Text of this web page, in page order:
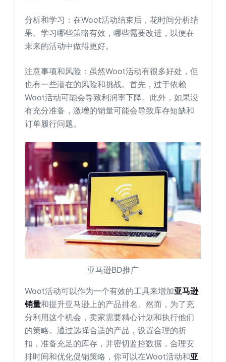
分析和学习：在Woot活动结束后，花时间分析结
果。学习哪些策略有效，哪些需要改进，以便在
未来的活动中做得更好。
注意事项和风险：虽然Woot活动有很多好处，但
也有一些潜在的风险和挑战。首先，过于依赖
Woot活动可能会导致利润率下降。此外，如果没
有充分准备，激增的销量可能会导致库存短缺和
订单履行问题。
亚马逊BD推广
Woot活动可以作为一个有效的工具来增加亚马逊
销量和提升亚马逊上的产品排名。然而，为了充
分利用这个机会，卖家需要精心计划和执行他们
的策略。通过选择合适的产品，设置合理的折
扣，准备充足的库存，并密切监控数据，合理安
排时间和优化促销策略，你可以在Woot活动和亚